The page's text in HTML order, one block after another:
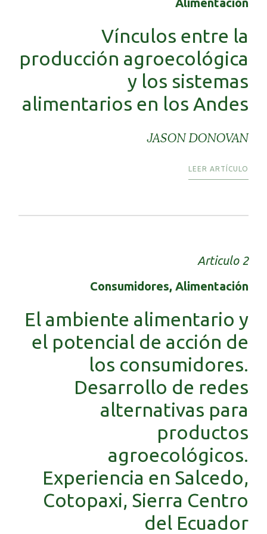
Vínculos entre la
producción agroecológica
y los sistemas
alimentarios en los Andes
JASON DONOVAN
LEER ARTÍCULO
Articulo 2
Consumidores, Alimentación
El ambiente alimentario y
el potencial de acción de
los consumidores.
Desarrollo de redes
alternativas para
productos
agroecológicos.
Experiencia en Salcedo,
Cotopaxi, Sierra Centro
del Ecuador